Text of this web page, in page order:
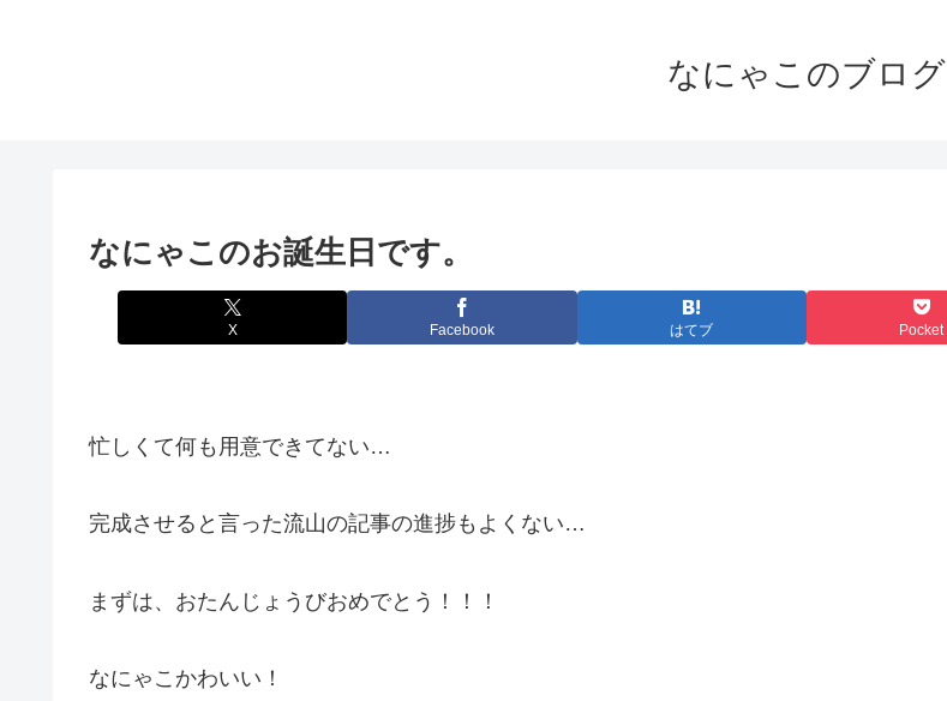
なにゃこのブログ
なにゃこのお誕生日です。
X Facebook はてブ Pocket
忙しくて何も用意できてない…
完成させると言った流山の記事の進捗もよくない…
まずは、おたんじょうびおめでとう！！！
なにゃこかわいい！